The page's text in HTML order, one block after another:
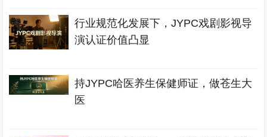
行业规范化发展下，JYPC戏剧影视导
演认证价值凸显
持JYPC哈医养生保健师证，做苍生大
医